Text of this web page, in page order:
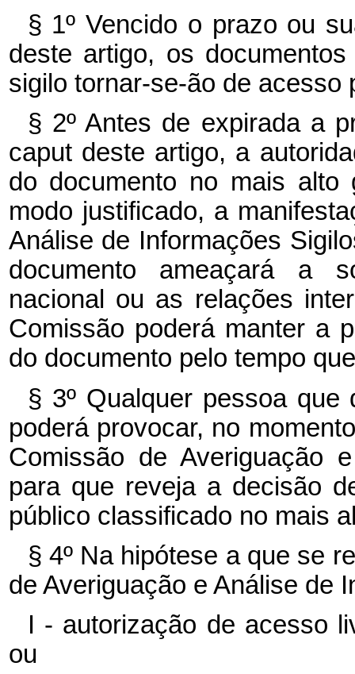
§ 1º Vencido o prazo ou
deste artigo, os
sigilo tornar-se-ão de acesso
§ 2º Antes de expirada a
caput deste artigo, a
do documento no mais alto
modo justificado, a
Análise de Informações
documento ameaçará a
nacional ou as relações
Comissão poderá manter a
do documento pelo tempo
§ 3º Qualquer pessoa que
poderá provocar, no
Comissão de Averiguação
para que reveja a decisão
público classificado no mais
§ 4º Na hipótese a que se
de Averiguação e Análise de
I - autorização de acesso
ou